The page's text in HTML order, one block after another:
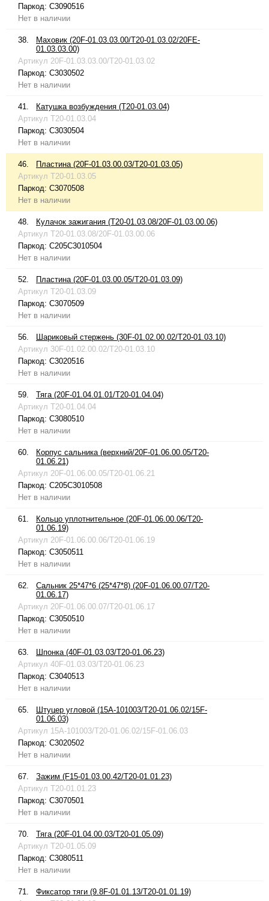
Паркод: C3090516
Нет в наличии
38.
Маховик (20F-01.03.03.00/T20-01.03.02/20FE-
01.03.03.00)
Артикул 20F-01.03.03.00/T20-01.03.02
Паркод: C3030502
Нет в наличии
41.
Катушка возбуждения (T20-01.03.04)
Артикул T20-01.03.04
Паркод: C3030504
Нет в наличии
46.
Пластина (20F-01.03.00.03/T20-01.03.05)
Артикул T20-01.03.05
Паркод: C3070508
Нет в наличии
48.
Кулачок зажигания (T20-01.03.08/20F-01.03.00.06)
Артикул T20-01.03.08/20F-01.03.00.06
Паркод: C205C3010504
Нет в наличии
52.
Пластина (20F-01.03.00.05/T20-01.03.09)
Артикул T20-01.03.09
Паркод: C3070509
Нет в наличии
56.
Шариковый стержень (30F-01.02.00.02/T20-01.03.10)
Артикул 30F-01.02.00.02/T20-01.03.10
Паркод: C3020516
Нет в наличии
59.
Тяга (20F-01.04.01.01/T20-01.04.04)
Артикул T20-01.04.04
Паркод: C3080510
Нет в наличии
60.
Корпус сальника (верхний/20F-01.06.00.05/T20-
01.06.21)
Артикул 20F-01.06.00.05/T20-01.06.21
Паркод: C205C3010508
Нет в наличии
61.
Кольцо уплотнительное (20F-01.06.00.06/T20-
01.06.19)
Артикул 20F-01.06.00.06/T20-01.06.19
Паркод: C3050511
Нет в наличии
62.
Сальник 25*47*6 (25*47*8) (20F-01.06.00.07/T20-
01.06.17)
Артикул 20F-01.06.00.07/T20-01.06.17
Паркод: C3050510
Нет в наличии
63.
Шпонка (40F-01.03.03/T20-01.06.23)
Артикул 40F-01.03.03/T20-01.06.23
Паркод: C3040513
Нет в наличии
65.
Штуцер угловой (15A-101003/T20-01.06.02/15F-
01.06.03)
Артикул 15A-101003/T20-01.06.02/15F-01.06.03
Паркод: C3020502
Нет в наличии
67.
Зажим (F15-01.03.00.42/T20-01.01.23)
Артикул T20-01.01.23
Паркод: C3070501
Нет в наличии
70.
Тяга (20F-01.04.00.03/T20-01.05.09)
Артикул T20-01.05.09
Паркод: C3080511
Нет в наличии
71.
Фиксатор тяги (9.8F-01.01.13/T20-01.01.19)